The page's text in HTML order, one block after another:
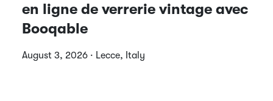
en ligne de verrerie vintage avec
Booqable
August 3, 2026 · Lecce, Italy